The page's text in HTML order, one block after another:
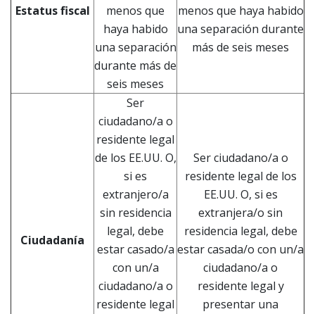
Estatus fiscal
menos que
haya habido
una separación
durante más de
seis meses
menos que haya habido
una separación durante
más de seis meses
Ciudadanía
Ser
ciudadano/a o
residente legal
de los EE.UU. O,
si es
extranjero/a
sin residencia
legal, debe
estar casado/a
con un/a
ciudadano/a o
residente legal
Ser ciudadano/a o
residente legal de los
EE.UU. O, si es
extranjera/o sin
residencia legal, debe
estar casada/o con un/a
ciudadano/a o
residente legal y
presentar una